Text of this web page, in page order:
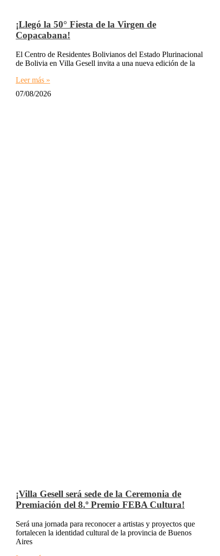
¡Llegó la 50° Fiesta de la Virgen de
Copacabana!
El Centro de Residentes Bolivianos del Estado Plurinacional
de Bolivia en Villa Gesell invita a una nueva edición de la
Leer más »
07/08/2026
¡Villa Gesell será sede de la Ceremonia de
Premiación del 8.º Premio FEBA Cultura!
Será una jornada para reconocer a artistas y proyectos que
fortalecen la identidad cultural de la provincia de Buenos
Aires